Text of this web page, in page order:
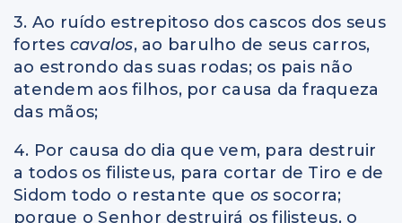
3. Ao ruído estrepitoso dos cascos dos seus
fortes cavalos, ao barulho de seus carros,
ao estrondo das suas rodas; os pais não
atendem aos filhos, por causa da fraqueza
das mãos;
4. Por causa do dia que vem, para destruir
a todos os filisteus, para cortar de Tiro e de
Sidom todo o restante que ossocorra;
porque o Senhor destruirá os filisteus, o